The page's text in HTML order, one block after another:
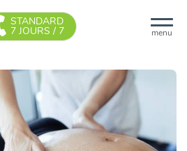
menu
STANDARD
7 JOURS / 7